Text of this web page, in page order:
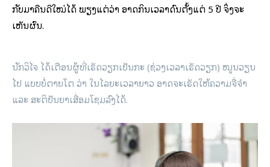
ກັບມາຄືນດີໃໝ່ໄດ້ ພຽງແຕ່ວ່າ ອາດກິນເວລາດົນຕັ້ງແຕ່ 5 ປີ ຈຶ່ງຈະ
ເຫັນຜົນ.
ນັກວິໄຈ ໄດ້ເຕືອນຜູ້ທີ່ເຮັດວຽກເປັນກະ (ຊ່ວງເວລາເຮັດວຽກ) ໝູນວຽນ
ໄປ ແບບບໍ່ຕາຍໂຕ ວ່າ ໃນໄລຍະເວລາຍາວ ອາດຈະເຮັດໃຫ້ຄວາມຈື່ຈຳ
ແລະ ສະຕິປັນຍາເສື່ອມໂຊມລົງໄດ້.